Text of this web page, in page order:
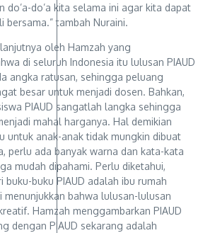
do’a-do’a kita selama ini agar kita dapat
bersama.” tambah Nuraini.
oleh Hamzah yang
di seluruh Indonesia itu lulusan PIAUD
angka ratusan, sehingga peluang
besar untuk menjadi dosen. Bahkan,
PIAUD sangatlah langka sehingga
mahal harganya. Hal demikian
untuk anak-anak tidak mungkin dibuat
perlu ada banyak warna dan kata-kata
mudah dipahami. Perlu diketahui,
buku-buku PIAUD adalah ibu rumah
menunjukkan bahwa lulusan-lulusan
Hamzah menggambarkan PIAUD
dengan PIAUD sekarang adalah